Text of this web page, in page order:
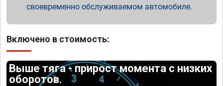
своевременно обслуживаемом автомобиле.
Включено в стоимость:
Выше тяга - прирост момента с низких
оборотов.